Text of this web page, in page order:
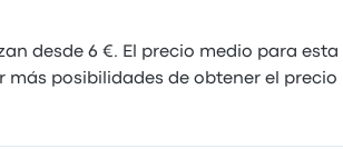
desde 6 €. El precio medio para
posibilidades de obtener el precio